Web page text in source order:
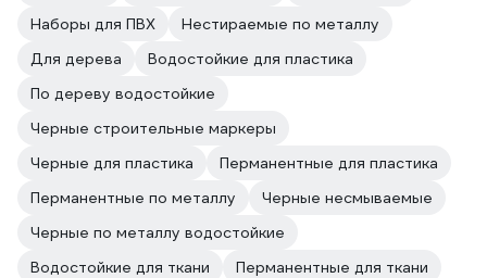
Наборы для ПВХ
Нестираемые по металлу
Для дерева
Водостойкие для пластика
По дереву водостойкие
Черные строительные маркеры
Черные для пластика
Перманентные для пластика
Перманентные по металлу
Черные несмываемые
Черные по металлу водостойкие
Водостойкие для ткани
Перманентные для ткани